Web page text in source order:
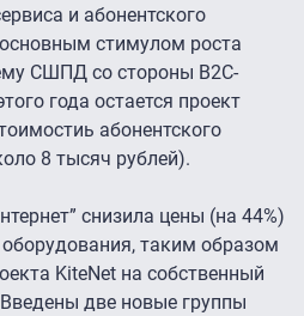
и абонентского
стимулом роста
СШПД со стороны B2C-
года остается проект
абонентского
8 тысяч рублей).
снизила цены (на 44%)
таким образом
KiteNet на собственный
две новые группы